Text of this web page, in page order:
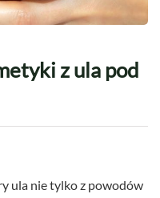
z ula pod
ula nie tylko z powodów